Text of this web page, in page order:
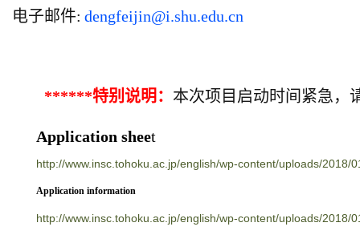
电子邮件: dengfeijin@i.shu.edu.cn
******特别说明： 本次项目启动时间紧急，
Application sheet
http://www.insc.tohoku.ac.jp/english/wp-content/uploads/
Application information
http://www.insc.tohoku.ac.jp/english/wp-content/uploads/